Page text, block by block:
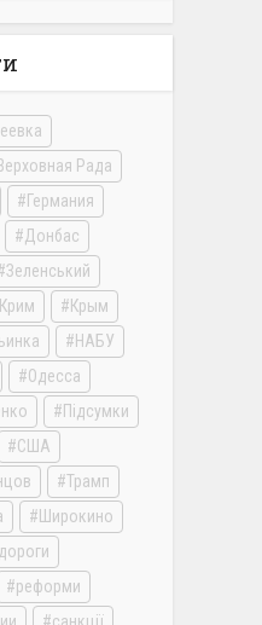
Верховная Рада
Германия
Донбас
Зеленський
Крим
Крым
НАБУ
Одесса
Підсумки
США
Трамп
Широкино
дороги
реформи
санкції